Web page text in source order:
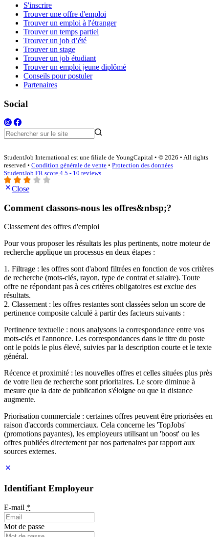
S'inscrire
Trouver une offre d'emploi
Trouver un emploi à l'étranger
Trouver un temps partiel
Trouver un job d’été
Trouver un stage
Trouver un job étudiant
Trouver un emploi jeune diplômé
Conseils pour postuler
Partenaires
Social
StudentJob International est une filiale de YoungCapital • © 2026 • All rights
reserved • Condition générale de vente • Protection des données
StudentJob FR score 4.5 - 10 reviews
Close
Comment classons-nous les offres&nbsp;?
Classement des offres d'emploi
Pour vous proposer les résultats les plus pertinents, notre moteur de
recherche applique un processus en deux étapes :
1. Filtrage : les offres sont d'abord filtrées en fonction de vos critères
de recherche (mots-clés, rayon, type de contrat et salaire). Toute
offre ne répondant pas à ces critères obligatoires est exclue des
résultats.
2. Classement : les offres restantes sont classées selon un score de
pertinence composite calculé à partir des facteurs suivants :
Pertinence textuelle : nous analysons la correspondance entre vos
mots-clés et l'annonce. Les correspondances dans le titre du poste
ont le poids le plus élevé, suivies par la description courte et le texte
général.
Récence et proximité : les nouvelles offres et celles situées plus près
de votre lieu de recherche sont prioritaires. Le score diminue à
mesure que la date de publication s'éloigne ou que la distance
augmente.
Priorisation commerciale : certaines offres peuvent être priorisées en
raison d'accords commerciaux. Cela concerne les 'TopJobs'
(promotions payantes), les employeurs utilisant un 'boost' ou les
offres publiées directement par nos partenaires par rapport aux
sources externes.
Identifiant Employeur
E-mail *
Mot de passe